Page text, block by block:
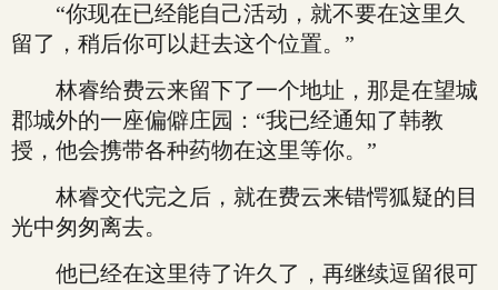
“你现在已经能自己活动，就不要在这里久
留了，稍后你可以赶去这个位置。”
林睿给费云来留下了一个地址，那是在望城
郡城外的一座偏僻庄园：“我已经通知了韩教
授，他会携带各种药物在这里等你。”
林睿交代完之后，就在费云来错愕狐疑的目
光中匆匆离去。
他已经在这里待了许久了，再继续逗留很可